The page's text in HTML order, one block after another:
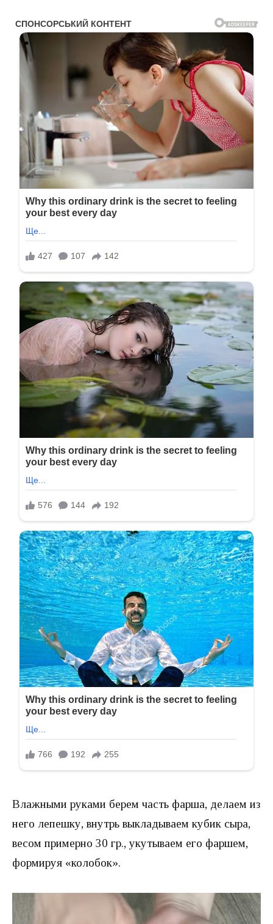
Влажными руками берем часть фарша, делаем из
него лепешку, внутрь выкладываем кубик сыра,
весом примерно 30 гр., укутываем его фаршем,
формируя «колобок».